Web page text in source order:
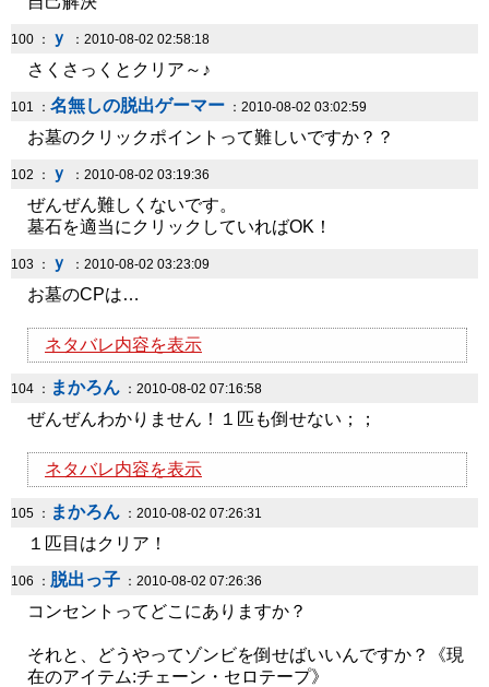
100 ： ｙ ：2010-08-02 02:58:18
さくさっくとクリア～♪
101 ： 名無しの脱出ゲーマー ：2010-08-02 03:02:59
お墓のクリックポイントって難しいですか？？
102 ： ｙ ：2010-08-02 03:19:36
ぜんぜん難しくないです。
墓石を適当にクリックしていればOK！
103 ： ｙ ：2010-08-02 03:23:09
お墓のCPは…
ネタバレ内容を表示
104 ： まかろん ：2010-08-02 07:16:58
ぜんぜんわかりません！１匹も倒せない；；
ネタバレ内容を表示
105 ： まかろん ：2010-08-02 07:26:31
１匹目はクリア！
106 ： 脱出っ子 ：2010-08-02 07:26:36
コンセントってどこにありますか？
それと、どうやってゾンビを倒せばいいんですか？《現
在のアイテム:チェーン・セロテープ》